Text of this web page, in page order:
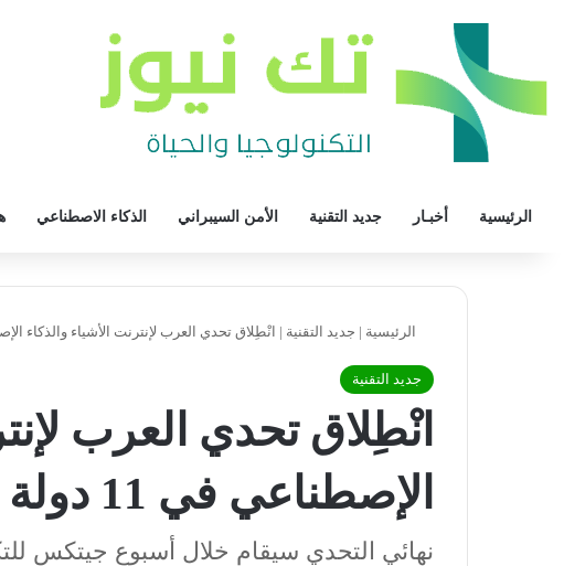
الرئيسية أخبـار جديد التقنية الأمن السيبراني الذكاء الاصطناعي
الرئيسية | جديد التقنية | انْطِلاق تحدي العرب لإنترنت الأشياء والذكاء
جديد التقنية
انْطِلاق تحدي العرب
الإصطناعي في 11 دولة
نهائي التحدي سيقام خلال أسبوع جيتكس